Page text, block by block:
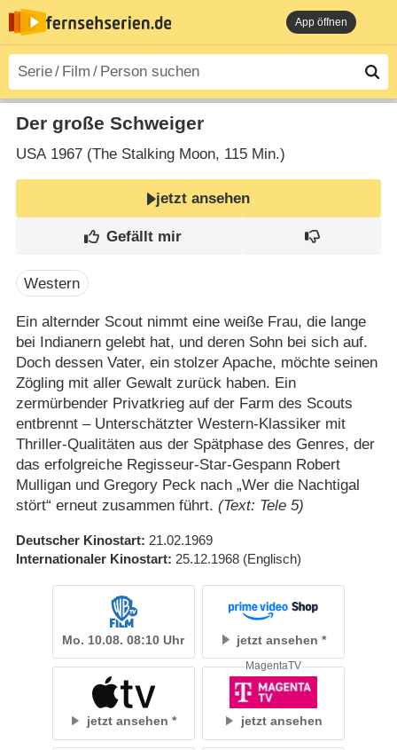
App öffnen
Der große Schweiger
USA1967 (The Stalking Moon‎, 115 Min.)
jetzt ansehen
Western
Ein alternder Scout nimmt eine weiße Frau, die lange
bei Indianern gelebt hat, und deren Sohn bei sich auf.
Doch dessen Vater, ein stolzer Apache, möchte seinen
Zögling mit aller Gewalt zurück haben. Ein
zermürbender Privatkrieg auf der Farm des Scouts
entbrennt – Unterschätzter Western-Klassiker mit
Thriller-Qualitäten aus der Spätphase des Genres, der
das erfolgreiche Regisseur-Star-Gespann Robert
Mulligan und Gregory Peck nach „Wer die Nachtigal
stört“ erneut zusammen führt. (Text: Tele 5)
Deutscher Kinostart 21.02.1969
Internationaler Kinostart 25.12.1968 (Englisch)
Mo. 10.08. 08:10 Uhr jetzt ansehen
jetzt ansehen jetzt ansehen
MagentaTV